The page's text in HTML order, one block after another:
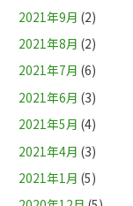
2021年9月 (2)
2021年8月 (2)
2021年7月 (6)
2021年6月 (3)
2021年5月 (4)
2021年4月 (3)
2021年1月 (5)